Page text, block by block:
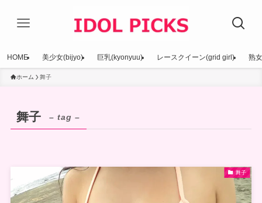
HOME 美少女(bijyo) 巨乳(kyonyuu) レースクイーン(grid girl) 熟
ホーム 舞子
舞子 – tag –
舞子